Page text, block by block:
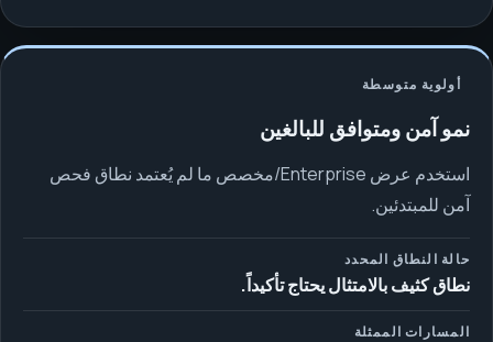
أولوية متوسطة
نمو آمن ومتوافق للبالغين
استخدم عرض Enterprise/مخصص ما لم يُعتمد نطاق فحص
آمن للمبتدئين.
حالة النطاق المحدد
نطاق كثيف بالامتثال يحتاج تأكيداً.
المسارات الممثلة